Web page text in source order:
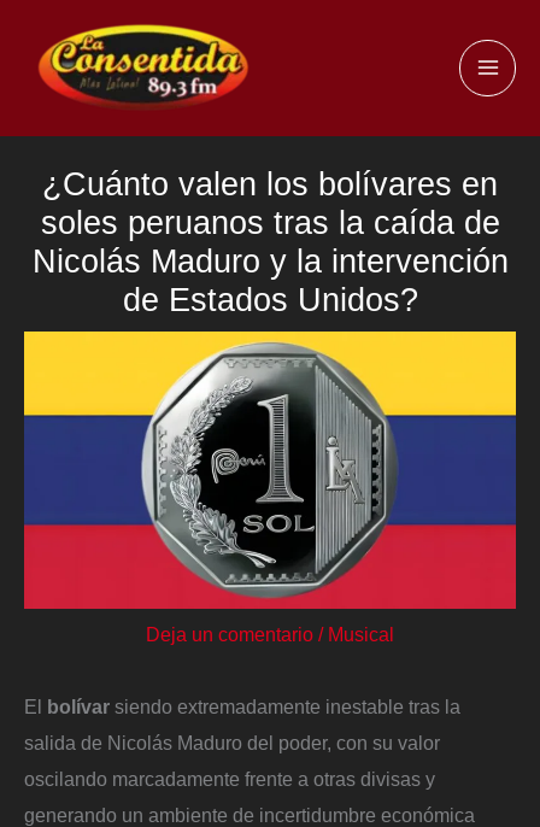
contenido
¿Cuánto valen los bolívares en
soles peruanos tras la caída de
Nicolás Maduro y la intervención
de Estados Unidos?
Deja un comentario / Musical
El bolívar siendo extremadamente inestable tras la
salida de Nicolás Maduro del poder, con su valor
oscilando marcadamente frente a otras divisas y
generando un ambiente de incertidumbre económica